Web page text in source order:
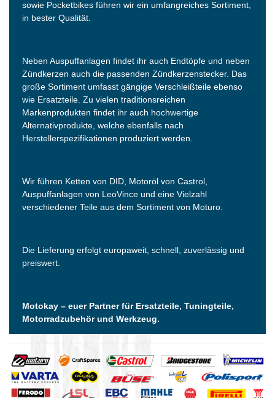
sowie Pocketbikes führen wir ein umfangreiches Sortiment,
in bester Qualität.
Neben Auspuffanlagen findet ihr auch Endtöpfe und neben
Zündkerzen auch die passenden Zündkerzenstecker. Das
große Sortiment umfasst gängige Verschleißteile ebenso
wie Ersatzteile. Zu vielen traditionsreichen
Markenprodukten findet ihr auch hochwertige
Alternativprodukte, welche ebenfalls nach
Herstellerspezifikationen produziert werden.
Wir führen Ketten von DID, Motoröl von Castrol,
Auspuffanlagen von LeoVince und eine Vielzahl
verschiedener Teile aus dem Sortiment von Moturo.
Die Lieferung erfolgt europaweit, schnell, zuverlässig und
preiswert.
Motokay – euer Partner für Ersatzteile, Tuningteile,
Motorradzubehör und Werkzeug.